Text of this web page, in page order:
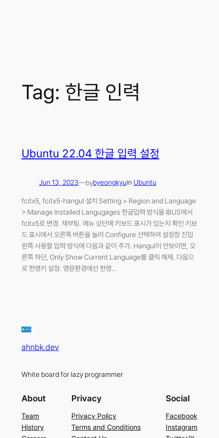
Tag: 한글 인력
Ubuntu 22.04 한글 입력 설정
Jun 13, 2023—bybyeongkyuin Ubuntu
fcitx5, fcitx5-hangul 설치 Setting > Region and Language
> Manage Installed Langugages 한글입력 방식을 IBUS에서
fcitx5로 변경. 재부팅. 메뉴 상단에 키보드 표시가 있는지 확인 키보
드 표시에서 오른쪽 버튼을 눌러 Configure 선택하여 설정창 진입
왼쪽 사용할 입력 방식에 다음과 같이 추가. Hangul이 안보이면, 오
른쪽 하단, Only Show Current Language를 클릭 해제. 다음으
로 한영키 설정. 영문환경에선 한영…
ahnbk.dev
White board for lazy programmer
About
Team
History
Privacy
Privacy Policy
Terms and Conditions
Social
Facebook
Instagram